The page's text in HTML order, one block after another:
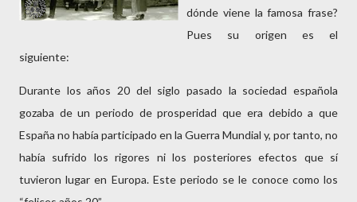
dónde viene la famosa frase?
Pues su origen es el
siguiente:
Durante los años 20 del siglo pasado la sociedad española
gozaba de un periodo de prosperidad que era debido a que
España no había participado en la Guerra Mundial y, por tanto, no
había sufrido los rigores ni los posteriores efectos que sí
tuvieron lugar en Europa. Este periodo se le conoce como los